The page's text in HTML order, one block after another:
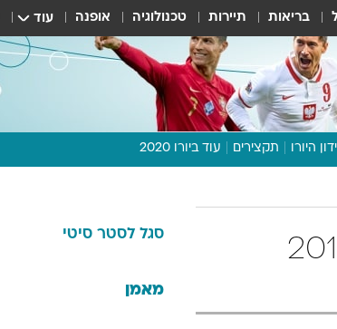
בריאות תיירות טכנולוגיה אופנה עוד
היורו תקצירים עוד ביורו 2020
תכנית היורו
דעות ופרשנויות
וואלה! ספורט
2018/19
סגל לסטר סיטי
מאמן